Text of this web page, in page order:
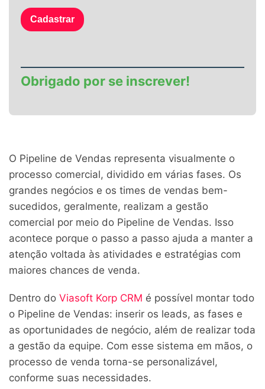
O Pipeline de Vendas representa visualmente o
processo comercial, dividido em várias fases. Os
grandes negócios e os times de vendas bem-
sucedidos, geralmente, realizam a gestão
comercial por meio do Pipeline de Vendas. Isso
acontece porque o passo a passo ajuda a manter a
atenção voltada às atividades e estratégias com
maiores chances de venda.
Dentro do Viasoft Korp CRM é possível montar todo
o Pipeline de Vendas: inserir os leads, as fases e
as oportunidades de negócio, além de realizar toda
a gestão da equipe. Com esse sistema em mãos, o
processo de venda torna-se personalizável,
conforme suas necessidades.
Cadastrar
Obrigado por se inscrever!